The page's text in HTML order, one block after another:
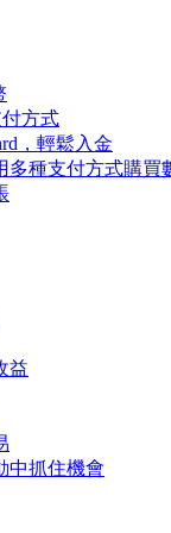
方式
，輕鬆入金
多種支付方式購買
益
中抓住機會